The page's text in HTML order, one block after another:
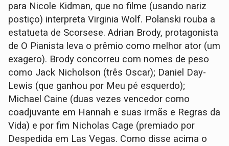
para Nicole Kidman, que no filme (usando nariz
postiço) interpreta Virginia Wolf. Polanski rouba a
estatueta de Scorsese. Adrian Brody, protagonista
de O Pianista leva o prêmio como melhor ator (um
exagero). Brody concorreu com nomes de peso
como Jack Nicholson (três Oscar); Daniel Day-
Lewis (que ganhou por Meu pé esquerdo);
Michael Caine (duas vezes vencedor como
coadjuvante em Hannah e suas irmãs e Regras da
Vida) e por fim Nicholas Cage (premiado por
Despedida em Las Vegas. Como disse acima o